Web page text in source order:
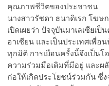
คุณภาพชีวิตของประชาชน
นางสาวรัชดา ธนาดิเรก โฆษ
เปิดเผยว่า ปัจจุบันมาเลเซียเ
อาเซียน และเป็นประเทศเพื่
ทุกมิติ การเยือนครั้งนี้จึงเป็น
ความร่วมมือเดิมที่มีอยู่ และผ
ก่อให้เกิดประโยชน์ร่วมกัน ซึ่